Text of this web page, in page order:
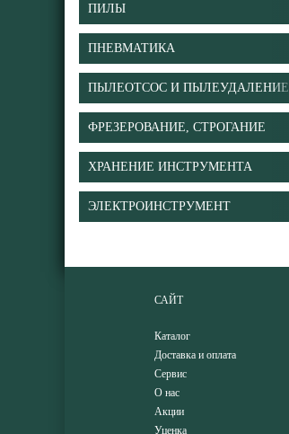
ПИЛЫ
ПНЕВМАТИКА
ПЫЛЕОТСОС И ПЫЛЕУДАЛЕНИЕ
ФРЕЗЕРОВАНИЕ, СТРОГАНИЕ
ХРАНЕНИЕ ИНСТРУМЕНТА
ЭЛЕКТРОИНСТРУМЕНТ
САЙТ
Каталог
Доставка и оплата
Сервис
О нас
Акции
Уценка